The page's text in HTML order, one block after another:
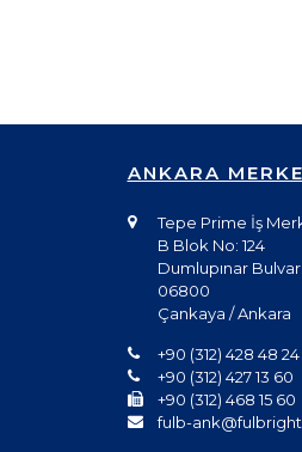
ANKARA
Tepe Prime İş
B Blok No: 124
Dumlupınar
06800
Çankaya / Ankara
+90 (312) 428 48 24
+90 (312) 427 13 60
+90 (312) 468 15 60
fulb-